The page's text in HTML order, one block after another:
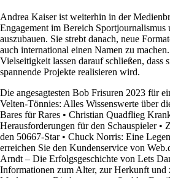
Andrea Kaiser ist weiterhin in der
Engagement im Bereich Sportjournalismus
auszubauen. Sie strebt danach, neue
auch international einen Namen zu
Vielseitigkeit lassen darauf schließen, dass
spannende Projekte realisieren wird.
Die angesagtesten Bob Frisuren 2023 für
Velten-Tönnies: Alles Wissenswerte über
Bares für Rares • Christian Quadflieg
Herausforderungen für den Schauspieler•
den 50667-Star• Chuck Norris: Eine
erreichen Sie den Kundenservice von
Arndt – Die Erfolgsgeschichte von Lets
Informationen zum Alter, zur Herkunft und